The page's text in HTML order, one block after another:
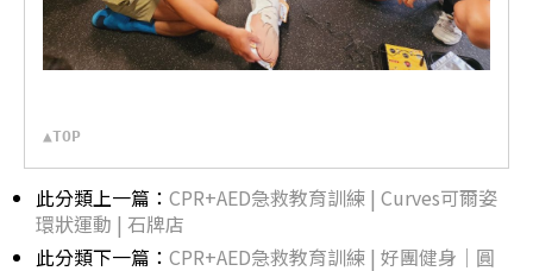
▲TOP
此分類上一篇： CPR+AED急救教育訓練 | Curves可爾姿
環狀運動 | 石牌店
此分類下一篇： CPR+AED急救教育訓練 | 好團健身｜圓